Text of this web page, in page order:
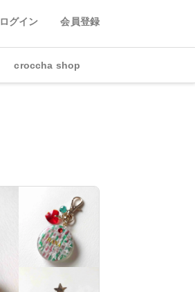
ログイン 会員登録
croccha shop